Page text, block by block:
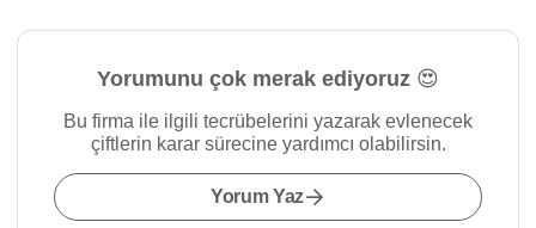
Yorumunu çok merak ediyoruz 😍
Bu firma ile ilgili tecrübelerini yazarak evlenecek
çiftlerin karar sürecine yardımcı olabilirsin.
Yorum Yaz